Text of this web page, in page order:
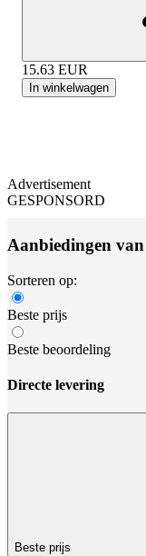
15.63 EUR
In winkelwagen
Advertisement
GESPONSORD
Aanbiedingen
Sorteren op:
Beste prijs
Beste beoordeling
Directe levering
Beste prijs